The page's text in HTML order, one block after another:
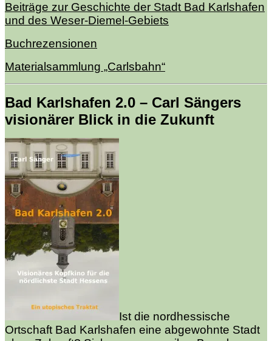
Beiträge zur Geschichte der Stadt Bad Karlshafen
und des Weser-Diemel-Gebiets
Buchrezensionen
Materialsammlung „Carlsbahn“
Bad Karlshafen 2.0 – Carl Sängers
visionärer Blick in die Zukunft
Ist die nordhessische
Ortschaft Bad Karlshafen eine abgewohnte Stadt